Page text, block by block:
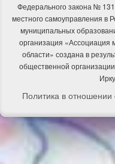
Федерального закона №
местного самоуправления в
муниципальных
организация «Ассоциация
области» создана в
общественной
Политика в